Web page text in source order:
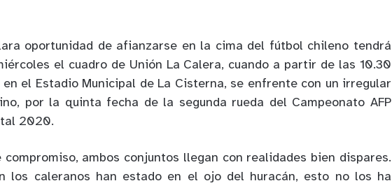
oportunidad de afianzarse en la cima del fútbol chileno tendrá
el cuadro de Unión La Calera, cuando a partir de las 10.30
en el Estadio Municipal de La Cisterna, se enfrente con un irregular
por la quinta fecha de la segunda rueda del Campeonato AFP
2020.
compromiso, ambos conjuntos llegan con realidades bien dispares.
los caleranos han estado en el ojo del huracán, esto no los ha